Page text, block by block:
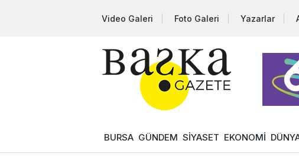
Video Galeri Foto Galeri Yazarlar
BURSA GÜNDEM SİYASET EKONOMİ